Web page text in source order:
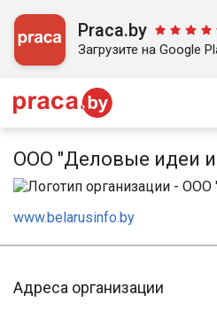
Praca.by
Загрузите на Google
ООО "Деловые идеи
www.belarusinfo.by
Адреса организации